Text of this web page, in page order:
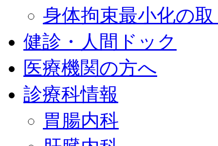
身体拘束最小化の
健診・人間ドック
医療機関の方へ
診療科情報
胃腸内科